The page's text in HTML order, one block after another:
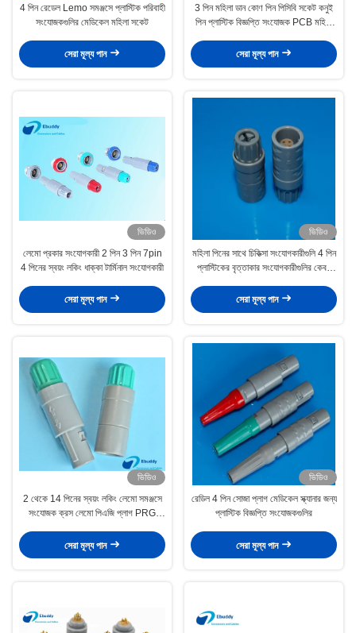
4 পিন রেডেল Lemo সমঞ্জসে প্লাস্টিক পরিবাহী
সংযোজকগুলির মেডিকেল মহিলা সকেট
সেরা মূল্য পান
3 পিন মহিলা ডান কোণ পিন পিসিবি সকেট কনুই
পিন প্লাস্টিক বিজ্ঞপ্তি সংযোজক PCB মহিলা
সেরা মূল্য পান
ভিডিও
লেমো প্রকার সংযোগকারী 2 পিন 3 পিন 7pin
4 পিনের স্বয়ং লকিং ধাক্কা টার্মিনাল সংযোগকারী
সেরা মূল্য পান
ভিডিও
মহিলা পিনের সাথে চিকিত্সা সংযোগকারীগুলি 4 পিন
প্লাস্টিকের বৃত্তাকার সংযোগকারীগুলির কেবল
সেরা মূল্য পান
ভিডিও
2 থেকে 14 পিনের স্বয়ং লকিং লেমো সমঞ্জসে
সংযোজক ক্রস লেমো পিএজি প্লাগ PRG
সেরা মূল্য পান
ভিডিও
রেডিল 4 পিন সোজা প্লাগ মেডিকেল স্ক্যানার জন্য
প্লাস্টিক বিজ্ঞপ্তি সংযোজকগুলির
সেরা মূল্য পান